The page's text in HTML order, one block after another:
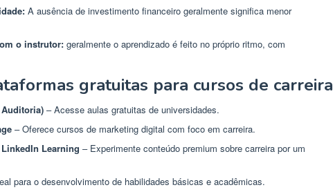
A ausência de investimento financeiro geralmente significa menor
o instrutor: geralmente o aprendizado é feito no próprio ritmo, com
gratuitas para cursos de carreira
– Acesse aulas gratuitas de universidades.
– Oferece cursos de marketing digital com foco em carreira.
Learning – Experimente conteúdo premium sobre carreira por um
para o desenvolvimento de habilidades básicas e acadêmicas.